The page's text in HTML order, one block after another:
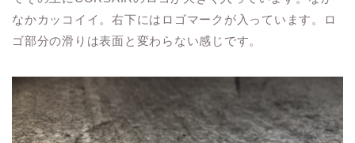
なかカッコイイ。右下にはロゴマークが入っています。ロ
ゴ部分の滑りは表面と変わらない感じです。